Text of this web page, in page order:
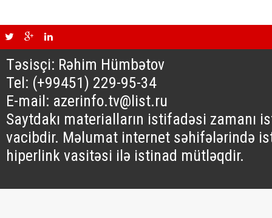
Təsisçi: Rəhim Hümbətov
Tel: (+99451) 229-95-34
E-mail: azerinfo.tv@list.ru
Saytdakı materialların istifadəsi zamanı
vacibdir. Məlumat internet səhifələrində
hiperlink vasitəsi ilə istinad mütləqdir.